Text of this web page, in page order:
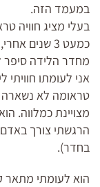
במעמד הזה.
בעלי מציג חוויה
כמעט 3
מחדר הלידה סיפר
טראומה לא
מצויינת כמלווה.
הרגשתי צורך
בחדר).
הוא לעומתי מתאר